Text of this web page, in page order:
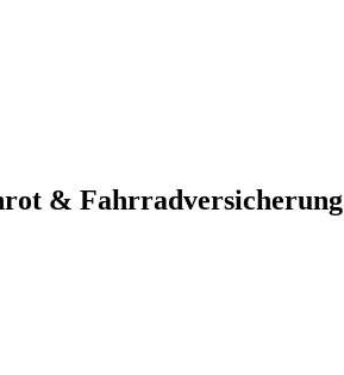
& Fahrradversicherung